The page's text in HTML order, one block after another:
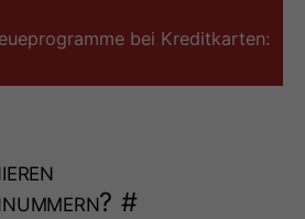
bei Kreditkarten:
#